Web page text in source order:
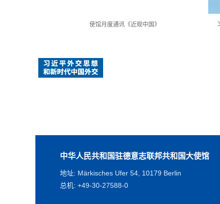
习近平外交思想和新时代中国外交
中华人民共和国驻德意志联邦共和国大使馆
地址: Märkisches Ufer 54, 10179 Berlin
总机: +49-30-27588-0